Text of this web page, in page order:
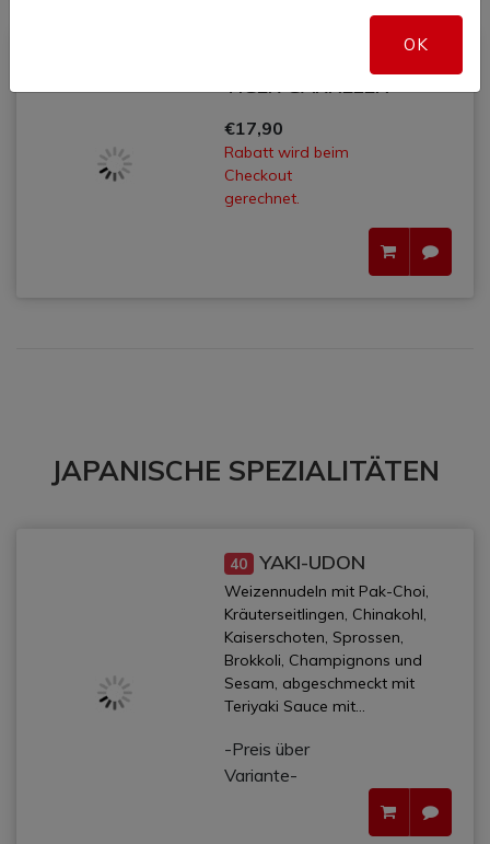
TIGER GARNELEN
€17,90
Rabatt wird beim
Checkout
gerechnet.
JAPANISCHE SPEZIALITÄTEN
40 YAKI-UDON
Weizennudeln mit Pak-Choi,
Kräuterseitlingen, Chinakohl,
Kaiserschoten, Sprossen,
Brokkoli, Champignons und
Sesam, abgeschmeckt mit
Teriyaki Sauce mit...
-Preis über
Variante-
OK